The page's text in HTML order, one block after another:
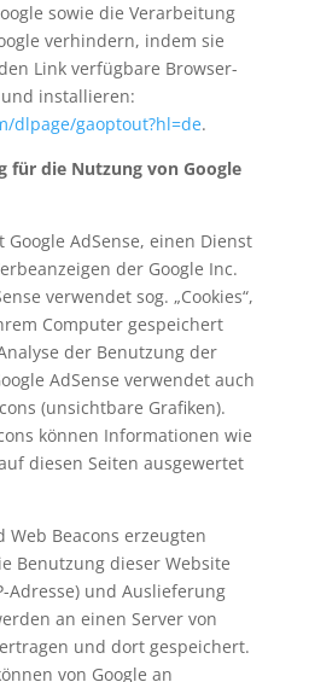
sowie die Verarbeitung
verhindern, indem sie
Link verfügbare Browser-
installieren:
dlpage/gaoptout?hl=de.
für die Nutzung von Google
AdSense, einen Dienst
der Google Inc.
verwendet sog. „Cookies“,
Computer gespeichert
der Benutzung der
AdSense verwendet auch
(unsichtbare Grafiken).
können Informationen wie
diesen Seiten ausgewertet
Web Beacons erzeugten
Benutzung dieser Website
Adresse) und Auslieferung
an einen Server von
und dort gespeichert.
von Google an